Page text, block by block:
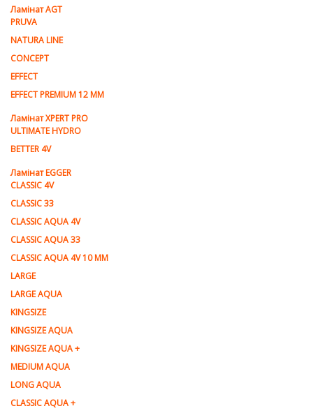
Ламiнат AGT
PRUVA
NATURA LINE
CONCEPT
EFFECT
EFFECT PREMIUM 12 MM
Ламінат XPERT PRO
ULTIMATE HYDRO
BETTER 4V
Ламiнат EGGER
CLASSIC 4V
CLASSIC 33
CLASSIC AQUA 4V
CLASSIC AQUA 33
CLASSIC AQUA 4V 10 MM
LARGE
LARGE AQUA
KINGSIZE
KINGSIZE AQUA
KINGSIZE AQUA +
MEDIUM AQUA
LONG AQUA
CLASSIC AQUA +